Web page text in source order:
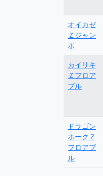
オイカゼ
Ｚジャン
ボ
カイリキ
Ｚフロア
ブル
ドラゴン
ホークＺ
フロアブ
ル